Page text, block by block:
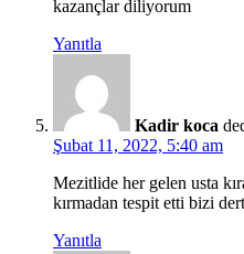
kazançlar diliyorum
Yanıtla
Kadir koca
Şubat 11, 2022, 5:40 am
Mezitlide her gelen usta
kırmadan tespit etti bizi
Yanıtla